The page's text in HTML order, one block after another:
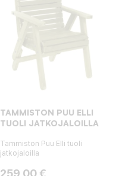
TAMMISTON PUU ELLI
TUOLI JATKOJALOILLA
Tammiston Puu Elli tuoli
jatkojaloilla
Hinta
259,00 €